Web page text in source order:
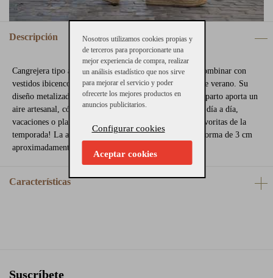
Descripción
Cangrejera tipo alpargata dorada Gaimo perfecta para combinar con
vestidos ibicencos, pantalones de lino o looks casuales de verano. Su
diseño metalizado con tiras trenzadas y plataforma de esparto aporta un
aire artesanal, cómodo y muy favorecedor. Ideal para el día a día,
vacaciones o planes especiales. ¡Hazte con tus Gaimo favoritas de la
temporada! La altura de la cuña es de 4,5 cm y la plataforma de 3 cm
aproximadamente.
Características
Suscríbete
Nosotros utilizamos cookies propias y
de terceros para proporcionarte una
mejor experiencia de compra, realizar
un análisis estadístico que nos sirve
para mejorar el servicio y poder
ofrecerte los mejores productos en
anuncios publicitarios.
Configurar cookies
Aceptar cookies